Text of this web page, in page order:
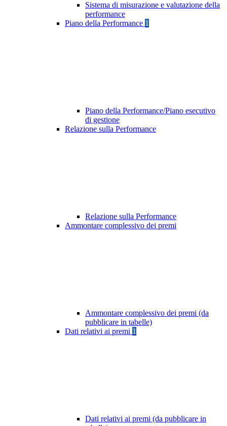
Sistema di misurazione e valutazione della
performance
Piano della Performance 1
Piano della Performance/Piano esecutivo
di gestione
Relazione sulla Performance
Relazione sulla Performance
Ammontare complessivo dei premi
Ammontare complessivo dei premi (da
pubblicare in tabelle)
Dati relativi ai premi 1
Dati relativi ai premi (da pubblicare in